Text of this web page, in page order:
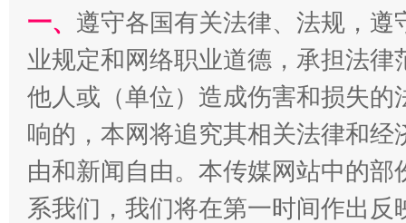
在谋一域中谋全局
今
一、 遵守各国有关法律、法规，
业规定和网络职业道德，承担法
他人或（单位）造成伤害和损失
响的，本网将追究其相关法律和
由和新闻自由。本传媒网站中的
系我们，我们将在第一时间作出